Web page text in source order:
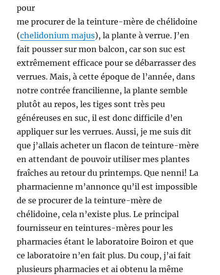
pour
me procurer de la teinture-mère de chélidoine
(chelidonium majus), la plante à verrue. J’en
fait pousser sur mon balcon, car son suc est
extrêmement efficace pour se débarrasser des
verrues. Mais, à cette époque de l’année, dans
notre contrée francilienne, la plante semble
plutôt au repos, les tiges sont très peu
généreuses en suc, il est donc difficile d’en
appliquer sur les verrues. Aussi, je me suis dit
que j’allais acheter un flacon de teinture-mère
en attendant de pouvoir utiliser mes plantes
fraîches au retour du printemps. Que nenni! La
pharmacienne m’annonce qu’il est impossible
de se procurer de la teinture-mère de
chélidoine, cela n’existe plus. Le principal
fournisseur en teintures-mères pour les
pharmacies étant le laboratoire Boiron et que
ce laboratoire n’en fait plus. Du coup, j’ai fait
plusieurs pharmacies et ai obtenu la même